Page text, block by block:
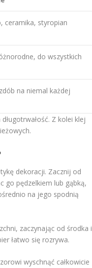
ceramika, styropian
do wszystkich
na niemal każdej
Z kolei klej
dekoracji. Zacznij od
go pędzelkiem lub gąbką,
na jego spodnią
zaczynając od środka i
łatwo się rozrywa.
wyschnąć całkowicie